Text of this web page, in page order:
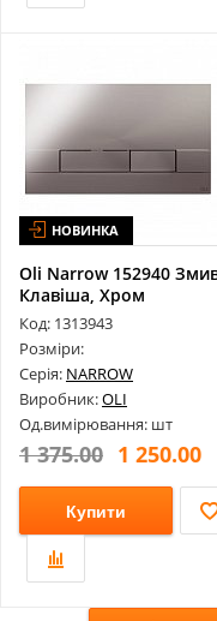
НОВИНКА
Oli Narrow 152940
Клавіша, Хром
Код: 1313943
Розміри:
Серія: NARROW
Виробник:OLI
Од.вимірювання: шт
1 375.00 1 250.00
Купити